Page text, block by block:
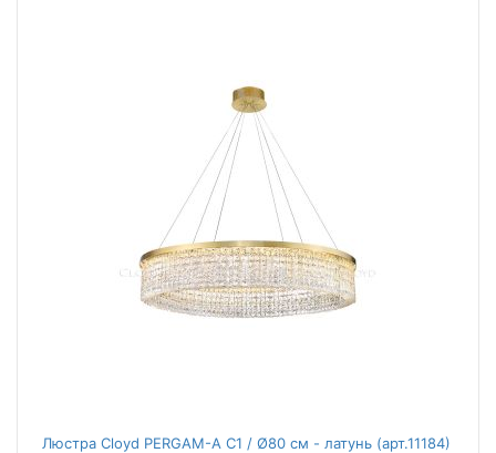
Люстра Cloyd PERGAM-A C1 / Ø80 см - латунь (арт.11184)